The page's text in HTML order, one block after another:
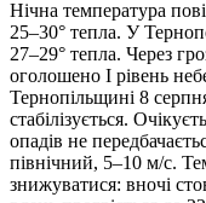
Нічна температура
25–30° тепла. У
27–29° тепла. Через
оголошено І рівень
Тернопільщині 8
стабілізується.
опадів не
північний, 5–10 м/с.
знижуватися: вночі